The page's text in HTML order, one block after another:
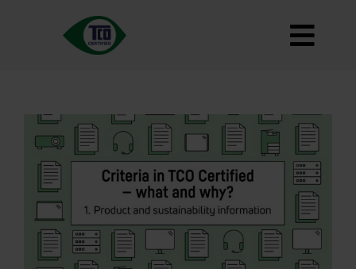
切
导
航
如何使用
路线图
Product Finder
联系我们
通讯